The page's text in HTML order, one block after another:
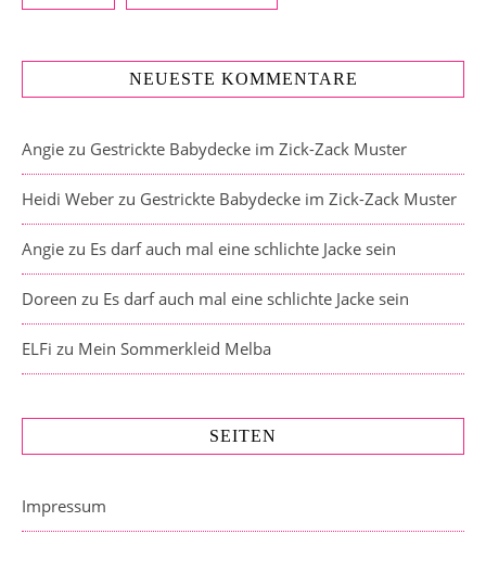
NEUESTE KOMMENTARE
Angie zu Gestrickte Babydecke im Zick-Zack Muster
Heidi Weber zu Gestrickte Babydecke im Zick-Zack Muster
Angie zu Es darf auch mal eine schlichte Jacke sein
Doreen zu Es darf auch mal eine schlichte Jacke sein
ELFi zu Mein Sommerkleid Melba
SEITEN
Impressum